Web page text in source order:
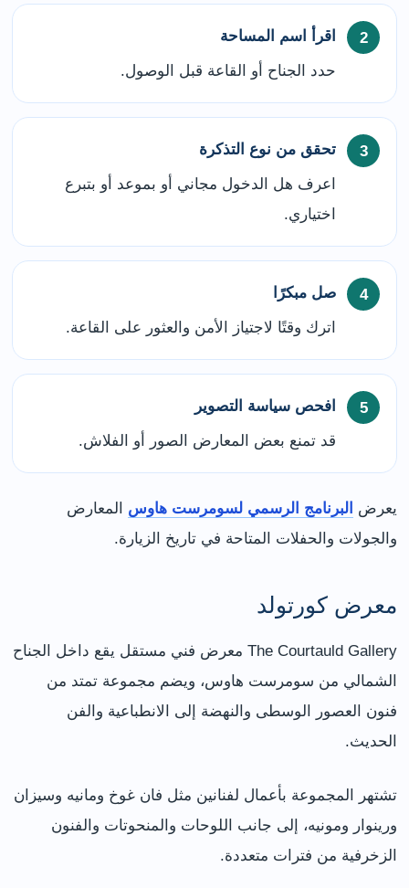
اقرأ اسم المساحة
حدد الجناح أو القاعة قبل الوصول.
تحقق من نوع التذكرة
اعرف هل الدخول مجاني أو بموعد أو بتبرع
اختياري.
صل مبكرًا
اترك وقتًا لاجتياز الأمن والعثور على القاعة.
افحص سياسة التصوير
قد تمنع بعض المعارض الصور أو الفلاش.
يعرض البرنامج الرسمي لسومرست هاوس المعارض
والجولات والحفلات المتاحة في تاريخ الزيارة.
معرض كورتولد
The Courtauld Gallery معرض فني مستقل يقع داخل الجناح
الشمالي من سومرست هاوس، ويضم مجموعة تمتد من
فنون العصور الوسطى والنهضة إلى الانطباعية والفن
الحديث.
تشتهر المجموعة بأعمال لفنانين مثل فان غوخ ومانيه وسيزان
ورينوار ومونيه، إلى جانب اللوحات والمنحوتات والفنون
الزخرفية من فترات متعددة.